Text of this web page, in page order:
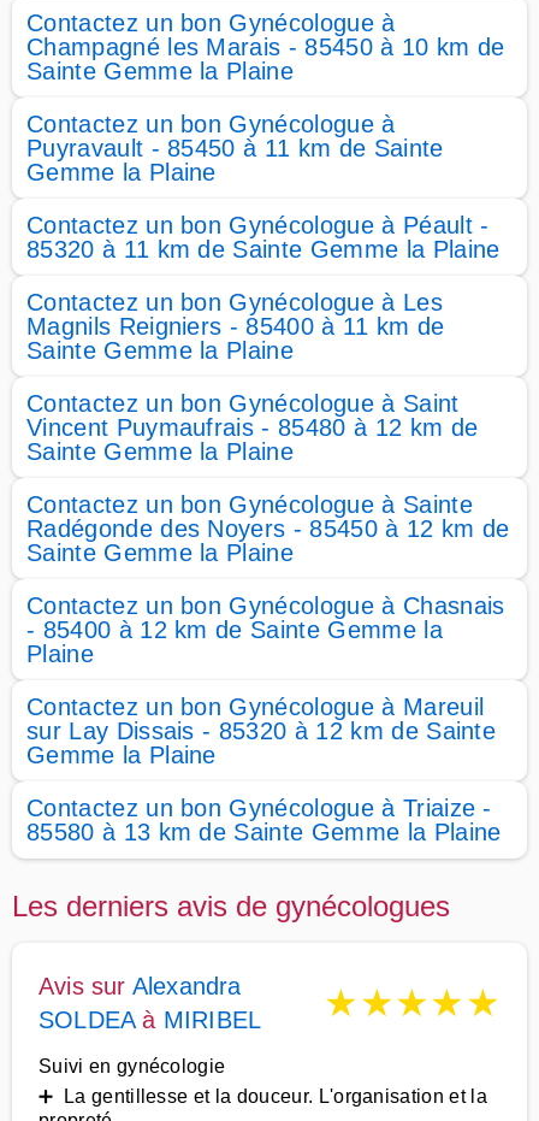
Contactez un bon Gynécologue à
Champagné les Marais - 85450 à 10 km de
Sainte Gemme la Plaine
Contactez un bon Gynécologue à
Puyravault - 85450 à 11 km de Sainte
Gemme la Plaine
Contactez un bon Gynécologue à Péault -
85320 à 11 km de Sainte Gemme la Plaine
Contactez un bon Gynécologue à Les
Magnils Reigniers - 85400 à 11 km de
Sainte Gemme la Plaine
Contactez un bon Gynécologue à Saint
Vincent Puymaufrais - 85480 à 12 km de
Sainte Gemme la Plaine
Contactez un bon Gynécologue à Sainte
Radégonde des Noyers - 85450 à 12 km de
Sainte Gemme la Plaine
Contactez un bon Gynécologue à Chasnais
- 85400 à 12 km de Sainte Gemme la
Plaine
Contactez un bon Gynécologue à Mareuil
sur Lay Dissais - 85320 à 12 km de Sainte
Gemme la Plaine
Contactez un bon Gynécologue à Triaize -
85580 à 13 km de Sainte Gemme la Plaine
Les derniers avis de gynécologues
Avis sur Alexandra
SOLDEAà MIRIBEL ★★★★★
Suivi en gynécologie
➕ La gentillesse et la douceur. L'organisation et la